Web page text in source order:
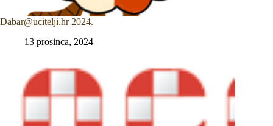
Dabar@ucitelji.hr 2024.
13 prosinca, 2024